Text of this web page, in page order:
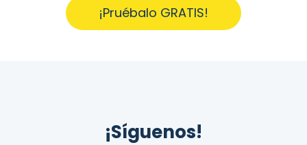
¡Pruébalo GRATIS!
¡Síguenos!